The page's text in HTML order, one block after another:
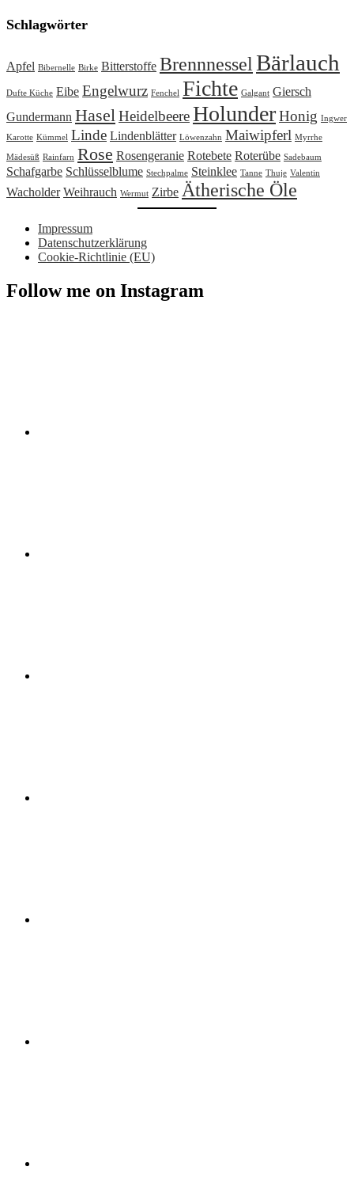
Schlagwörter
Apfel Bibernelle Birke Bitterstoffe Brennnessel Bärlauch
Dufte Küche Eibe Engelwurz Fenchel Fichte Galgant Giersch
Gundermann HaselHeidelbeereHolunderHonig Ingwer
Karotte Kümmel Linde Lindenblätter Löwenzahn Maiwipferl Myrrhe
Mädesüß Rainfarn Rose Rosengeranie Rotebete Roterübe Sadebaum
Schafgarbe Schlüsselblume Stechpalme Steinklee Tanne Thuje Valentin
Wacholder Weihrauch Wermut Zirbe Ätherische Öle
Impressum
Datenschutzerklärung
Cookie-Richtlinie (EU)
Follow me on Instagram